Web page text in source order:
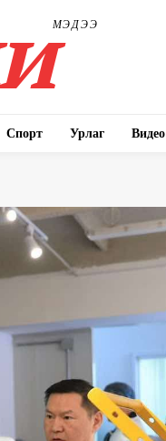
МЭДЭЭ
Спорт Урлаг Видео